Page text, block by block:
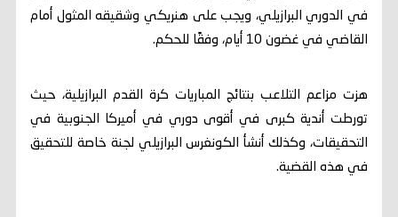
في الدوري البرازيلي، ويجب على هنريكي وشقيقه المثول أمام
القاضي في غضون 10 أيام، وفقًا للحكم.
هزت مزاعم التلاعب بنتائج المباريات كرة القدم البرازيلية، حيث
تورطت أندية كبرى في أقوى دوري في أميركا الجنوبية في
التحقيقات، وكذلك أنشأ الكونغرس البرازيلي لجنة خاصة للتحقيق
في هذه القضية.